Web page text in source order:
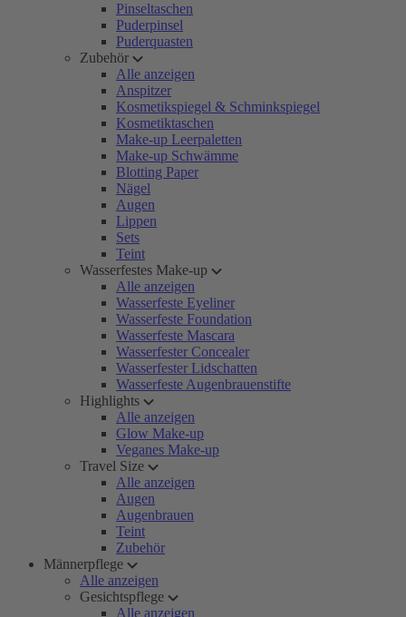
Pinseltaschen
Puderpinsel
Puderquasten
Zubehör
Alle anzeigen
Anspitzer
Kosmetikspiegel & Schminkspiegel
Kosmetiktaschen
Make-up Leerpaletten
Make-up Schwämme
Blotting Paper
Nägel
Augen
Lippen
Sets
Teint
Wasserfestes Make-up
Alle anzeigen
Wasserfeste Eyeliner
Wasserfeste Foundation
Wasserfeste Mascara
Wasserfester Concealer
Wasserfester Lidschatten
Wasserfeste Augenbrauenstifte
Highlights
Alle anzeigen
Glow Make-up
Veganes Make-up
Travel Size
Alle anzeigen
Augen
Augenbrauen
Teint
Zubehör
Männerpflege
Alle anzeigen
Gesichtspflege
Alle anzeigen